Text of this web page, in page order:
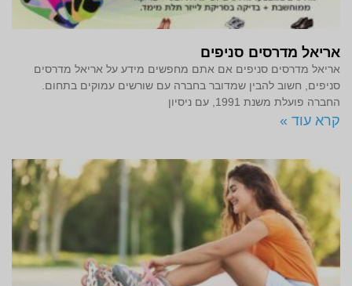
אריאל מדרסים סניפים
אריאל מדרסים סניפים אם אתם מחפשים מידע על אריאל מדרסים
סניפים, חשוב להבין שמדובר בחברה עם שורשים עמוקים בתחום.
החברה פועלת משנת 1991, עם ניסיון
קרא עוד »